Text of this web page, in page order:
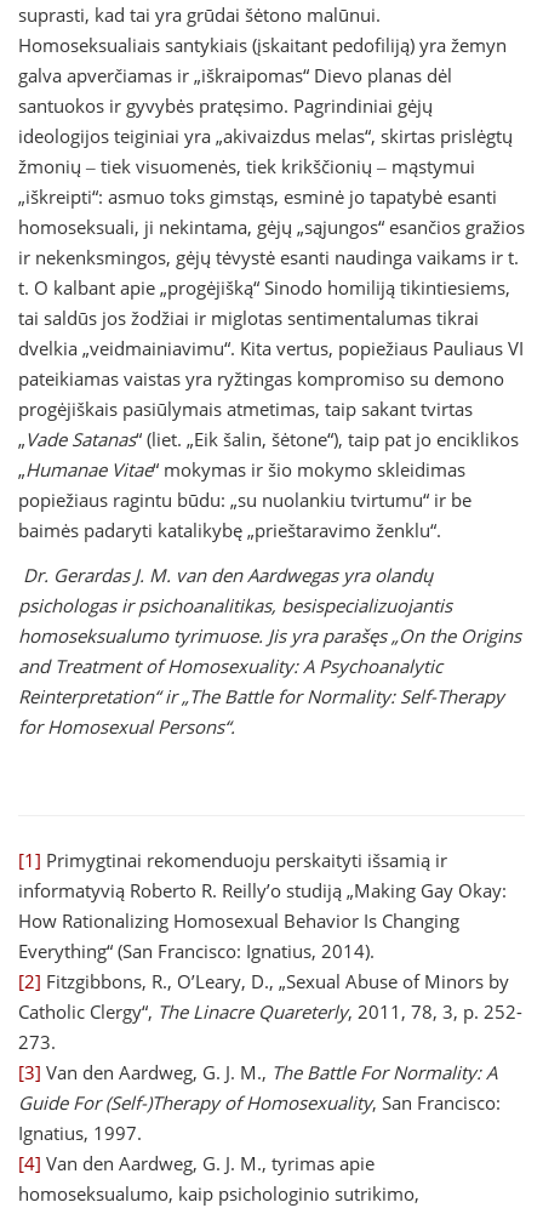
suprasti, kad tai yra grūdai šėtono malūnui.
Homoseksualiais santykiais (įskaitant pedofiliją) yra žemyn
galva apverčiamas ir „iškraipomas“ Dievo planas dėl
santuokos ir gyvybės pratęsimo. Pagrindiniai gėjų
ideologijos teiginiai yra „akivaizdus melas“, skirtas prislėgtų
žmonių ‒ tiek visuomenės, tiek krikščionių ‒ mąstymui
„iškreipti“: asmuo toks gimstąs, esminė jo tapatybė esanti
homoseksuali, ji nekintama, gėjų „sąjungos“ esančios gražios
ir nekenksmingos, gėjų tėvystė esanti naudinga vaikams ir t.
t. O kalbant apie „progėjišką“ Sinodo homiliją tikintiesiems,
tai saldūs jos žodžiai ir miglotas sentimentalumas tikrai
dvelkia „veidmainiavimu“. Kita vertus, popiežiaus Pauliaus VI
pateikiamas vaistas yra ryžtingas kompromiso su demono
progėjiškais pasiūlymais atmetimas, taip sakant tvirtas
„Vade Satanas“ (liet. „Eik šalin, šėtone“), taip pat jo enciklikos
„Humanae Vitae“ mokymas ir šio mokymo skleidimas
popiežiaus ragintu būdu: „su nuolankiu tvirtumu“ ir be
baimės padaryti katalikybę „prieštaravimo ženklu“.
Dr. Gerardas J. M. van den Aardwegas yra olandų
psichologas ir psichoanalitikas, besispecializuojantis
homoseksualumo tyrimuose. Jis yra parašęs „On the Origins
and Treatment of Homosexuality: A Psychoanalytic
Reinterpretation“ ir „The Battle for Normality: Self-Therapy
for Homosexual Persons“.
[1] Primygtinai rekomenduoju perskaityti išsamią ir
informatyvią Roberto R. Reilly’o studiją „Making Gay Okay:
How Rationalizing Homosexual Behavior Is Changing
Everything“ (San Francisco: Ignatius, 2014).
[2] Fitzgibbons, R., O’Leary, D., „Sexual Abuse of Minors by
Catholic Clergy“, The Linacre Quareterly, 2011, 78, 3, p. 252-
273.
[3] Van den Aardweg, G. J. M., The Battle For Normality: A
Guide For (Self-)Therapy of Homosexuality, San Francisco:
Ignatius, 1997.
[4] Van den Aardweg, G. J. M., tyrimas apie
homoseksualumo, kaip psichologinio sutrikimo,